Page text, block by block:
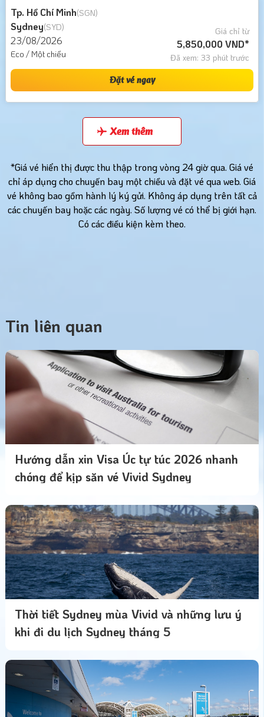
Tp. Hồ Chí Minh(SGN)
Sydney(SYD)
23/08/2026
Eco / Một chiều
Giá chỉ từ
5,850,000 VND*
Đã xem: 33 phút trước
Đặt vé ngay
Xem thêm
*Giá vé hiển thị được thu thập trong vòng 24 giờ qua. Giá vé
chỉ áp dụng cho chuyến bay một chiều và đặt vé qua web. Giá
vé không bao gồm hành lý ký gửi. Không áp dụng trên tất cả
các chuyến bay hoặc các ngày. Số lượng vé có thể bị giới hạn.
Có các điều kiện kèm theo.
Tin liên quan
Hướng dẫn xin Visa Úc tự túc 2026 nhanh
chóng để kịp săn vé Vivid Sydney
Thời tiết Sydney mùa Vivid và những lưu ý
khi đi du lịch Sydney tháng 5